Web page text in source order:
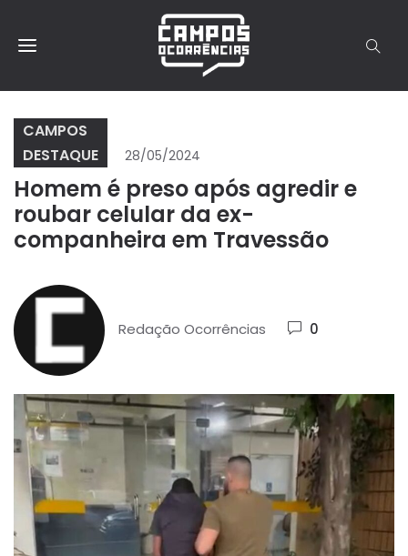
CAMPOS
DESTAQUE
28/05/2024
Homem é preso após agredir e
roubar celular da ex-
companheira em Travessão
Redação Ocorrências 0